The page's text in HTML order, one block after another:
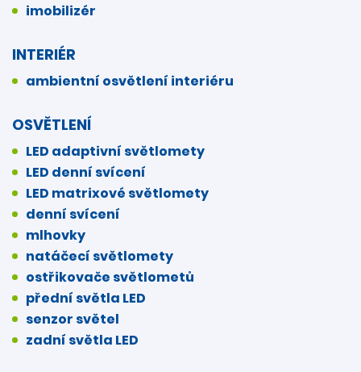
imobilizér
INTERIÉR
ambientní osvětlení interiéru
OSVĚTLENÍ
LED adaptivní světlomety
LED denní svícení
LED matrixové světlomety
denní svícení
mlhovky
natáčecí světlomety
ostřikovače světlometů
přední světla LED
senzor světel
zadní světla LED